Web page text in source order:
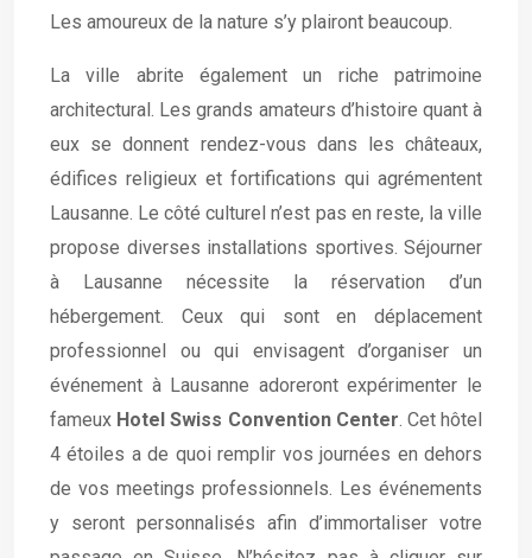
Les amoureux de la nature s’y plairont beaucoup.
La ville abrite également un riche patrimoine
architectural. Les grands amateurs d’histoire quant à
eux se donnent rendez-vous dans les châteaux,
édifices religieux et fortifications qui agrémentent
Lausanne. Le côté culturel n’est pas en reste, la ville
propose diverses installations sportives. Séjourner
à Lausanne nécessite la réservation d’un
hébergement. Ceux qui sont en déplacement
professionnel ou qui envisagent d’organiser un
événement à Lausanne adoreront expérimenter le
fameux Hotel Swiss Convention Center. Cet hôtel
4 étoiles a de quoi remplir vos journées en dehors
de vos meetings professionnels. Les événements
y seront personnalisés afin d’immortaliser votre